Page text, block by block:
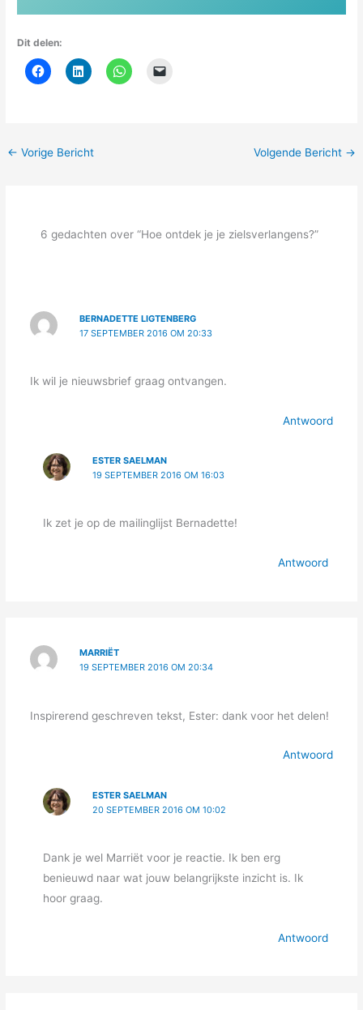
Dit delen:
← Vorige Bericht Volgende Bericht →
6 gedachten over “Hoe ontdek je je zielsverlangens?”
BERNADETTE LIGTENBERG
17 SEPTEMBER 2016 OM 20:33
Ik wil je nieuwsbrief graag ontvangen.
Antwoord
ESTER SAELMAN
19 SEPTEMBER 2016 OM 16:03
Ik zet je op de mailinglijst Bernadette!
Antwoord
MARRIËT
19 SEPTEMBER 2016 OM 20:34
Inspirerend geschreven tekst, Ester: dank voor het delen!
Antwoord
ESTER SAELMAN
20 SEPTEMBER 2016 OM 10:02
Dank je wel Marriët voor je reactie. Ik ben erg
benieuwd naar wat jouw belangrijkste inzicht is. Ik
hoor graag.
Antwoord